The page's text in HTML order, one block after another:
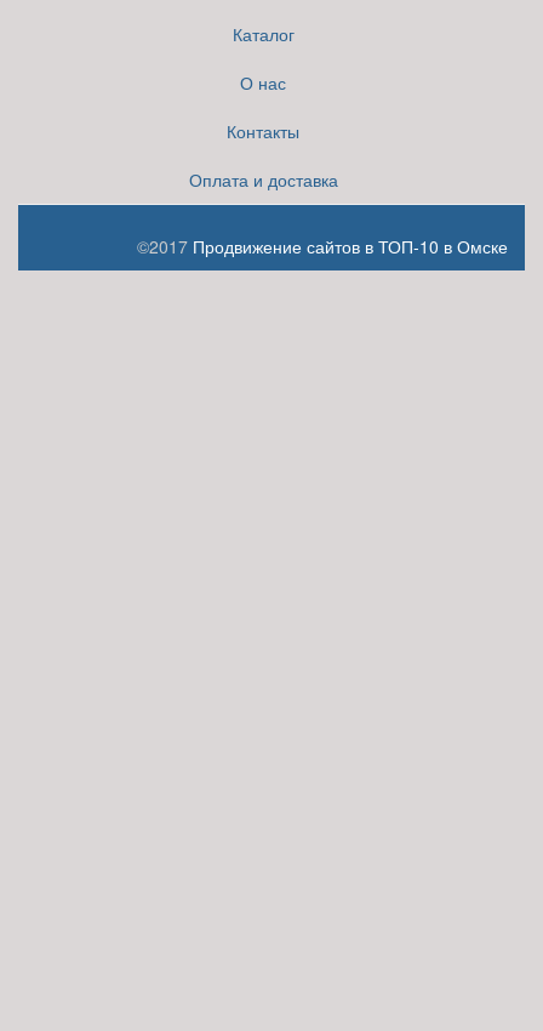
Каталог
О нас
Контакты
Оплата и доставка
©2017 Продвижение сайтов в ТОП-10 в Омске